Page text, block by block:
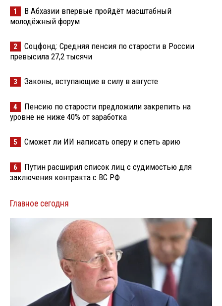
1
В Абхазии впервые пройдёт масштабный
молодёжный форум
2
Соцфонд: Средняя пенсия по старости в России
превысила 27,2 тысячи
3 Законы, вступающие в силу в августе
4
Пенсию по старости предложили закрепить на
уровне не ниже 40% от заработка
5 Сможет ли ИИ написать оперу и спеть арию
6
Путин расширил список лиц с судимостью для
заключения контракта с ВС РФ
Главное сегодня